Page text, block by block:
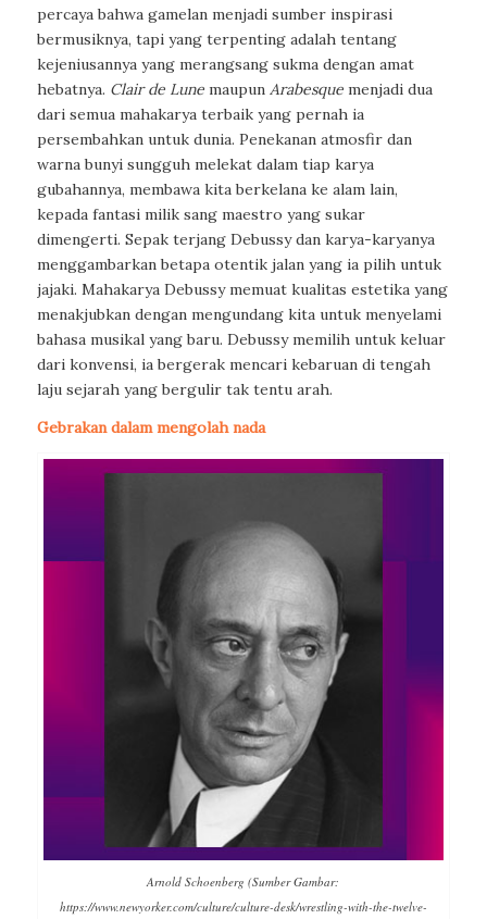
percaya bahwa gamelan menjadi sumber inspirasi
bermusiknya, tapi yang terpenting adalah tentang
kejeniusannya yang merangsang sukma dengan amat
hebatnya. Clair de Lune maupun Arabesquemenjadi dua
dari semua mahakarya terbaik yang pernah ia
persembahkan untuk dunia. Penekanan atmosfir dan
warna bunyi sungguh melekat dalam tiap karya
gubahannya, membawa kita berkelana ke alam lain,
kepada fantasi milik sang maestro yang sukar
dimengerti. Sepak terjang Debussy dan karya-karyanya
menggambarkan betapa otentik jalan yang ia pilih untuk
jajaki. Mahakarya Debussy memuat kualitas estetika yang
menakjubkan dengan mengundang kita untuk menyelami
bahasa musikal yang baru. Debussy memilih untuk keluar
dari konvensi, ia bergerak mencari kebaruan di tengah
laju sejarah yang bergulir tak tentu arah.
Gebrakan dalam mengolah nada
Arnold Schoenberg (Sumber Gambar:
https://www.newyorker.com/culture/culture-desk/wrestling-with-the-twelve-